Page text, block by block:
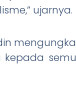
ujarnya.
kepada